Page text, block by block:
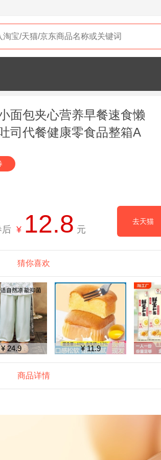
面包夹心营养早餐速食懒
司代餐健康零食品整箱A
后 ¥ 12.8 元
去天猫
猜你喜欢
¥ 24.9 ¥ 11.9
商品详情